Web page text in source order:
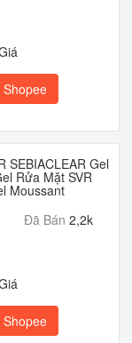
SEBIACLEAR Gel
Rửa Mặt SVR
Moussant
Đã Bán 2,2k